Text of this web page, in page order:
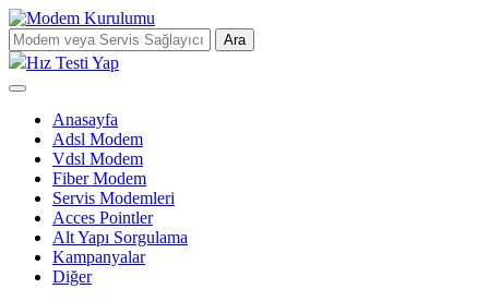
Ara
Hız Testi Yap
Anasayfa
Adsl Modem
Vdsl Modem
Fiber Modem
Servis Modemleri
Acces Pointler
Alt Yapı Sorgulama
Kampanyalar
Diğer